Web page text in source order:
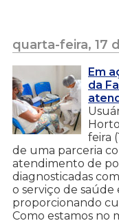
quarta-feira, 17
Em
da
feira
de uma parceria
atendimento de
diagnosticadas
o serviço de saúde
proporcionando
Como estamos no